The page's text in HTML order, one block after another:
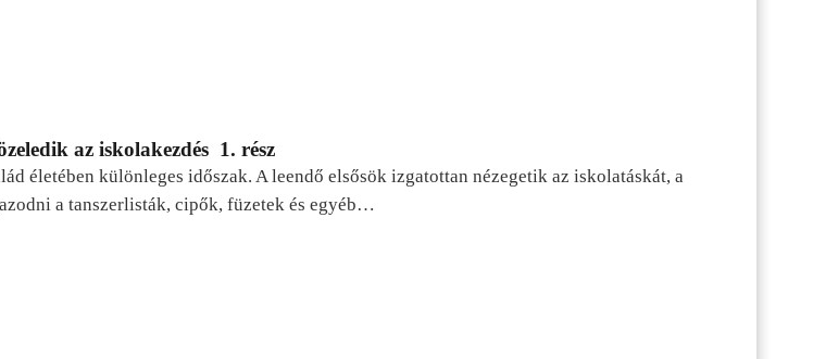
az iskolakezdés 1. rész
életében különleges időszak. A leendő elsősök izgatottan nézegetik az iskolatáskát, a
a tanszerlisták, cipők, füzetek és egyéb…